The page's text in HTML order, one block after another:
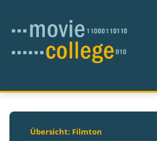
Übersicht: Filmton